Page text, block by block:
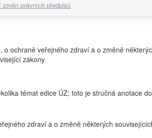
změn právních předpisů
o ochraně veřejného zdraví a o změně
zákony
témat edice ÚZ; toto je stručná anotace
zdraví a o změně některých